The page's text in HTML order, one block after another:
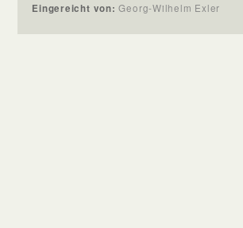
Eingereicht von:Georg-Wilhelm Exler